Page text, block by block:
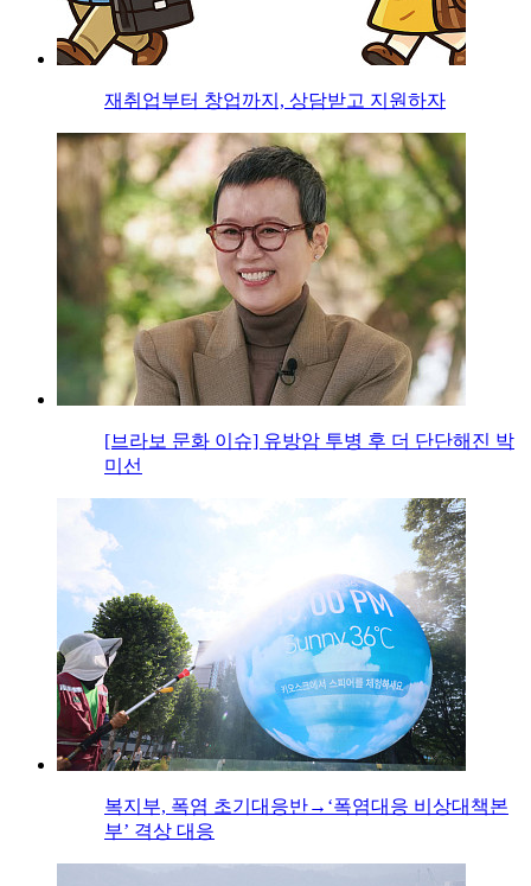
재취업부터 창업까지, 상담받고 지원하자
[브라보 문화 이슈] 유방암 투병 후 더 단단해진 박
미선
복지부, 폭염 초기대응반→‘폭염대응 비상대책본
부’ 격상 대응